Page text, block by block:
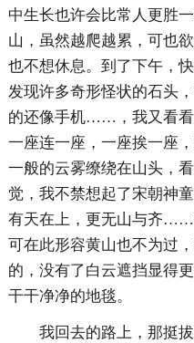
中生长也许会比常人更胜
山，虽然越爬越累，可也
也不想休息。到了下午，
发现许多奇形怪状的石头
的还像手机……，我又看看
一座连一座，一座挨一座
一般的云雾缭绕在山头，
觉，我不禁想起了宋朝神
有天在上，更无山与齐
可在此形容黄山也不为过
的，没有了白云遮挡显得
干干净净的地毯。
我回去的路上，那挺